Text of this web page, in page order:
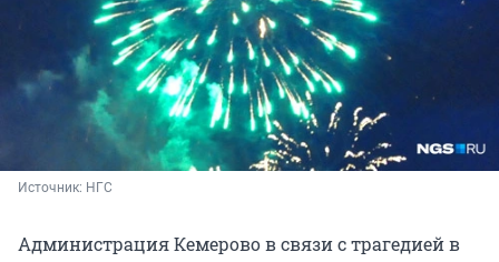
Источник: НГС
Администрация Кемерово в связи с трагедией в